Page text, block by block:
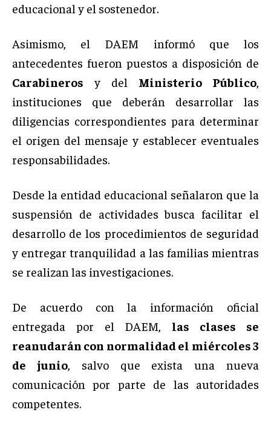
educacional y el sostenedor.
Asimismo, el DAEM informó que los
antecedentes fueron puestos a disposición de
Carabineros y del Ministerio Público,
instituciones que deberán desarrollar las
diligencias correspondientes para determinar
el origen del mensaje y establecer eventuales
responsabilidades.
Desde la entidad educacional señalaron que la
suspensión de actividades busca facilitar el
desarrollo de los procedimientos de seguridad
y entregar tranquilidad a las familias mientras
se realizan las investigaciones.
De acuerdo con la información oficial
entregada por el DAEM, las clases se
reanudarán con normalidad el miércoles 3
de junio, salvo que exista una nueva
comunicación por parte de las autoridades
competentes.